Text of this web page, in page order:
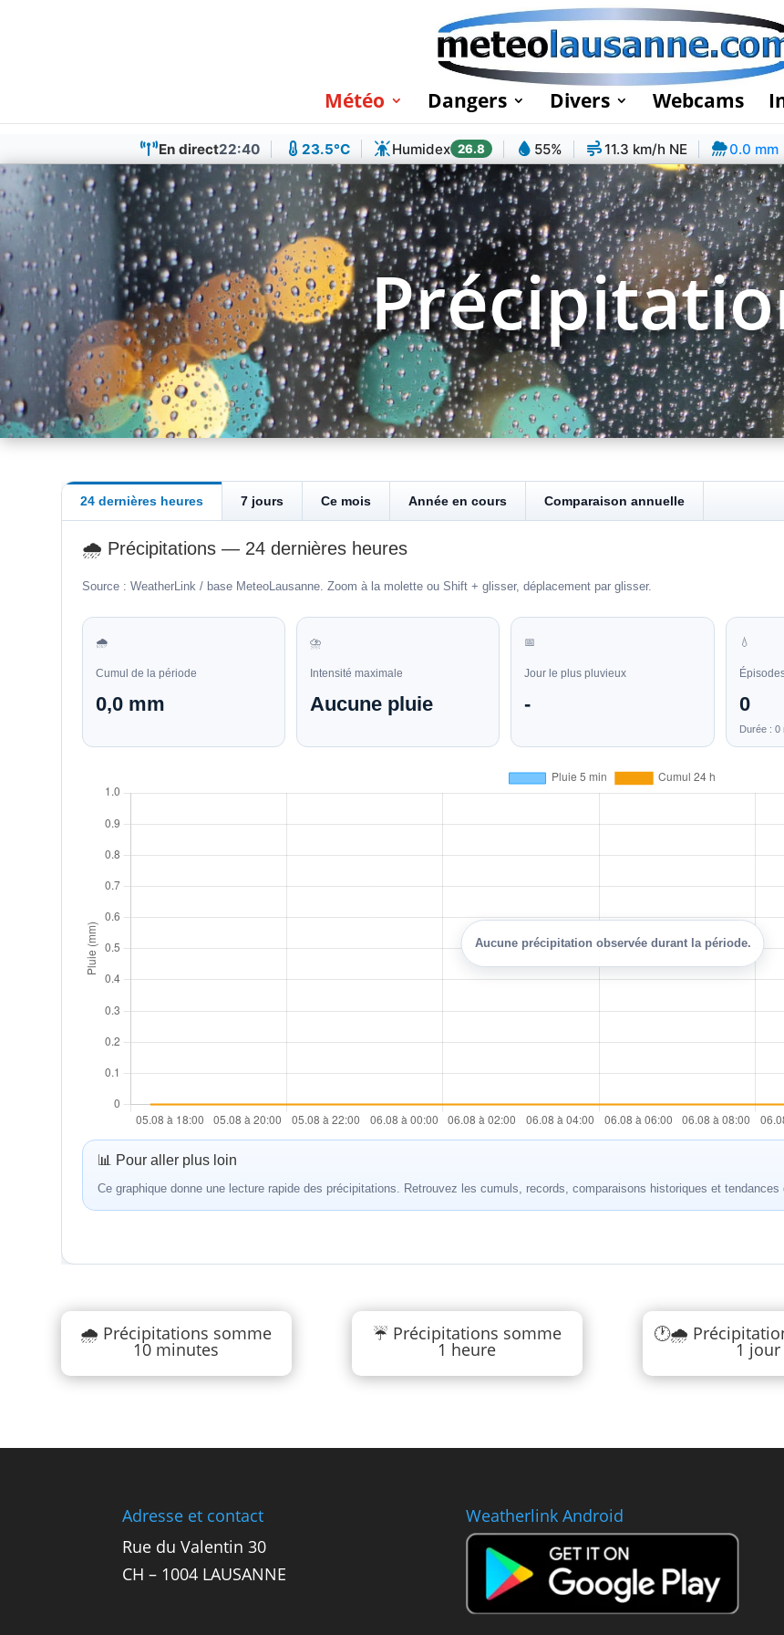
Météo Dangers Divers Webcams
En direct22:40 23.5°C Humidex 26.8 55% 11.3 km/h NE 0.0 mm
24 dernières heures 7 jours Ce mois Année en cours Comparaison annuelle
🌧️ Précipitations — 24 dernières heures
Source : WeatherLink / base MeteoLausanne. Zoom à la molette ou Shift + glisser, déplacement par glisser.
🌧️
Cumul de la période
0,0 mm
⛈️
Intensité maximale
Aucune pluie
📅
Jour le plus pluvieux
-
💧
0
Durée : 0
Aucune précipitation observée durant la période.
📊 Pour aller plus loin
Ce graphique donne une lecture rapide des précipitations. Retrouvez les cumuls, records, comparaisons historiques et
🌧️ Précipitations somme
10 minutes
☔ Précipitations somme
1 heure
🕐🌧️
1 jour
Adresse et contact
Rue du Valentin 30
CH – 1004 LAUSANNE
Weatherlink Android